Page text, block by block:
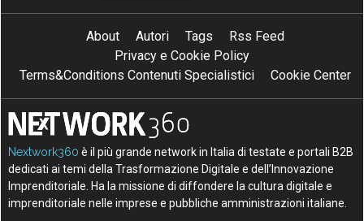
About Autori Tags
Rss Feed
Privacy e Cookie Policy
Terms&Conditions Contenuti Specialistici
Cookie Center
Nextwork360 è il più grande network in Italia di testate e portali B2B
dedicati ai temi della Trasformazione Digitale e dell’Innovazione
Imprenditoriale. Ha la missione di diffondere la cultura digitale e
imprenditoriale nelle imprese e pubbliche amministrazioni italiane.